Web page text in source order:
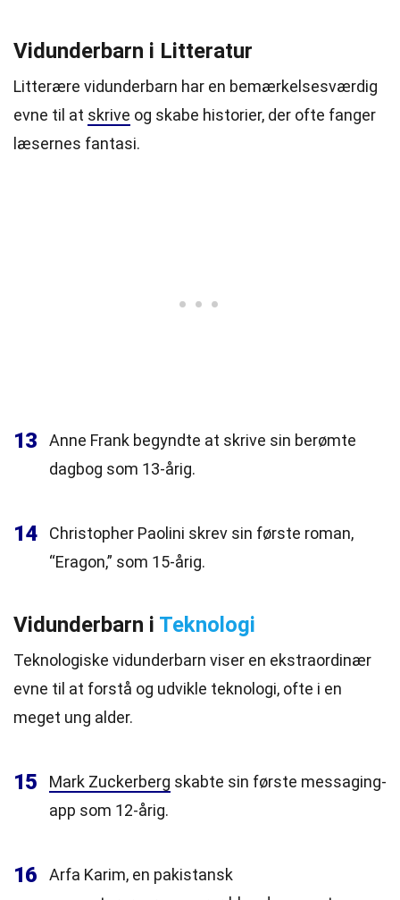
Vidunderbarn i Litteratur
Litterære vidunderbarn har en bemærkelsesværdig
evne til at skrive og skabe historier, der ofte fanger
læsernes fantasi.
13
Anne Frank begyndte at skrive sin berømte
dagbog som 13-årig.
14
Christopher Paolini skrev sin første roman,
“Eragon,” som 15-årig.
Vidunderbarn i Teknologi
Teknologiske vidunderbarn viser en ekstraordinær
evne til at forstå og udvikle teknologi, ofte i en
meget ung alder.
15 Mark Zuckerberg skabte sin første messaging-
app som 12-årig.
16
Arfa Karim, en pakistansk